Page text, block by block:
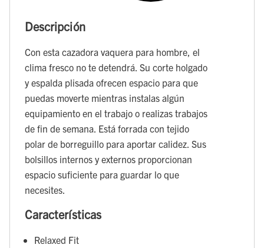
Descripción
Con esta cazadora vaquera para hombre, el
clima fresco no te detendrá. Su corte holgado
y espalda plisada ofrecen espacio para que
puedas moverte mientras instalas algún
equipamiento en el trabajo o realizas trabajos
de fin de semana. Está forrada con tejido
polar de borreguillo para aportar calidez. Sus
bolsillos internos y externos proporcionan
espacio suficiente para guardar lo que
necesites.
Características
Relaxed Fit